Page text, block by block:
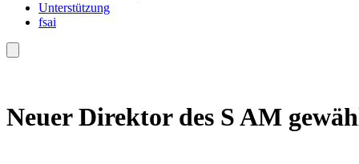
Unterstützung
fsai
Neuer Direktor des S AM